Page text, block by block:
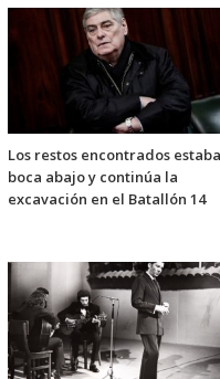
Los restos encontrados
boca abajo y continúa la
excavación en el Batallón 14